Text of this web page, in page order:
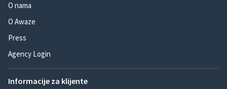
O nama
O Awaze
Press
Agency Login
Informacije za klijente